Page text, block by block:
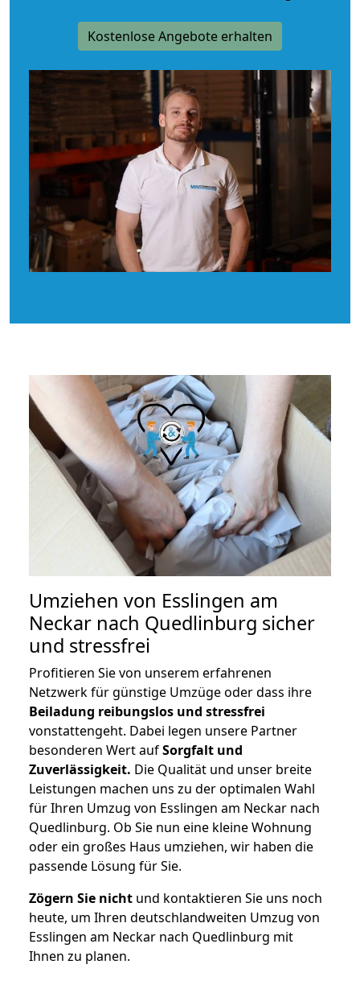
Kostenlose Angebote erhalten
Umziehen von Esslingen am
Neckar nach Quedlinburg sicher
und stressfrei
Profitieren Sie von unserem erfahrenen
Netzwerk für günstige Umzüge oder dass ihre
Beiladung reibungslos und stressfrei
vonstattengeht. Dabei legen unsere Partner
besonderen Wert aufSorgfalt und
Zuverlässigkeit. Die Qualität und unser breite
Leistungen machen uns zu der optimalen Wahl
für Ihren Umzug von Esslingen am Neckar nach
Quedlinburg. Ob Sie nun eine kleine Wohnung
oder ein großes Haus umziehen, wir haben die
passende Lösung für Sie.
Zögern Sie nicht und kontaktieren Sie uns noch
heute, um Ihren deutschlandweiten Umzug von
Esslingen am Neckar nach Quedlinburg mit
Ihnen zu planen.